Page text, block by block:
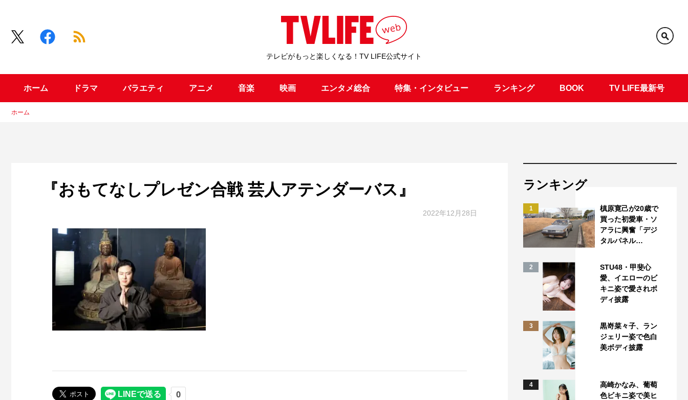
テレビがもっと楽しくなる！TV LIFE公式サイト
ホーム ドラマ バラエティ アニメ 音楽 映画 エンタメ総合 特集・インタビュー ランキング BOOK TV LIFE最新号
ホーム
『おもてなしプレゼン合戦 芸人アテンダーバス』
2022年12月28日
ランキング
1
槙原寛己が20歳で
買った初愛車・ソ
アラに興奮「デジ
タルパネル…
2
STU48・甲斐心
愛、イエローのビ
キニ姿で愛されボ
ディ披露
3
黒嵜菜々子、ラン
ジェリー姿で色白
美ボディ披露
4
高崎かなみ、葡萄
色ビキニ姿で美ヒ